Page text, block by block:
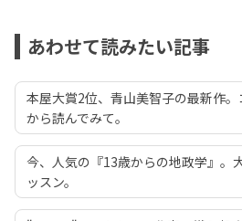
あわせて読みたい記事
本屋大賞2位、青山美智子の最新作
から読んでみて。
今、人気の『13歳からの地政学』。
ッスン。